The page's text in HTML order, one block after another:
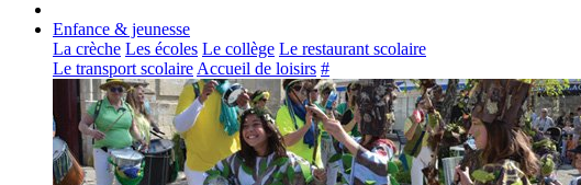
Enfance & jeunesse
La crèche Les écoles Le collège Le restaurant scolaire
Le transport scolaire Accueil de loisirs #